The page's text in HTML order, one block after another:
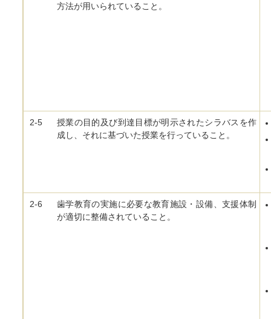
方法が用いられていること。
2-5
授業の目的及び到達目標が明示されたシラバスを作
成し、それに基づいた授業を行っていること。
2-6
歯学教育の実施に必要な教育施設・設備、支援体制
が適切に整備されていること。